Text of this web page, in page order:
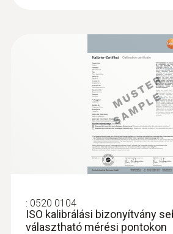
: 0520 0104
ISO kalibrálási bizonyítvány
választható mérési pontokon